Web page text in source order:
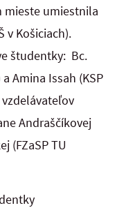
mieste umiestnila
v Košiciach).
študentky: Bc.
Amina Issah (KSP
vzdelávateľov
Andraščíkovej
(FZaSP TU